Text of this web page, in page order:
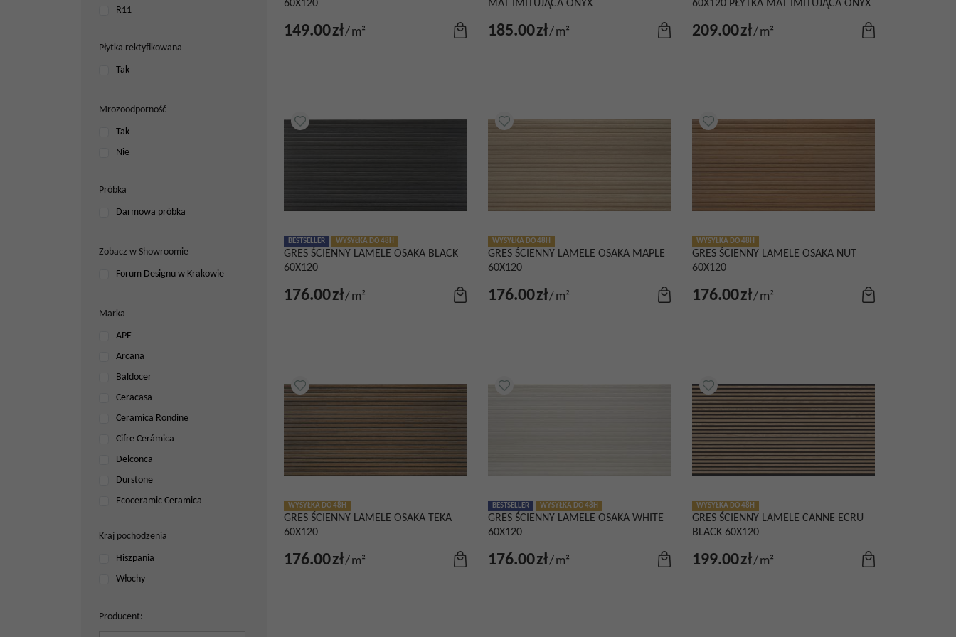
60X120
149.00zł/ m²
MAT IMITUJĄCA ONYX
185.00zł/ m²
60X120 PŁYTKA MAT IMITUJĄCA ONYX
209.00zł/ m²
BESTSELLER WYSYŁKA DO 48H
GRES ŚCIENNY LAMELE OSAKA BLACK
60X120
176.00zł/ m²
WYSYŁKA DO 48H
GRES ŚCIENNY LAMELE OSAKA MAPLE
60X120
176.00zł/ m²
WYSYŁKA DO 48H
GRES ŚCIENNY LAMELE OSAKA NUT
60X120
176.00zł/ m²
WYSYŁKA DO 48H
GRES ŚCIENNY LAMELE OSAKA TEKA
60X120
176.00zł/ m²
BESTSELLER WYSYŁKA DO 48H
GRES ŚCIENNY LAMELE OSAKA WHITE
60X120
176.00zł/ m²
WYSYŁKA DO 48H
GRES ŚCIENNY LAMELE CANNE ECRU
BLACK 60X120
199.00zł/ m²
R11
Płytka rektyfikowana
Tak
Mrozoodporność
Tak
Nie
Próbka
Darmowa próbka
Zobacz w Showroomie
Forum Designu w Krakowie
Marka
APE
Arcana
Baldocer
Ceracasa
Ceramica Rondine
Cifre Cerámica
Delconca
Durstone
Ecoceramic Ceramica
Euroceramic
Fanal
Gayafores
Kraj pochodzenia
Hiszpania
Włochy
Producent: